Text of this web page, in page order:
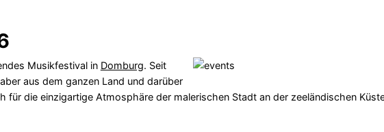
Musikfestival in Domburg. Seit
aus dem ganzen Land und darüber
für die einzigartige Atmosphäre der malerischen Stadt an der zeeländischen